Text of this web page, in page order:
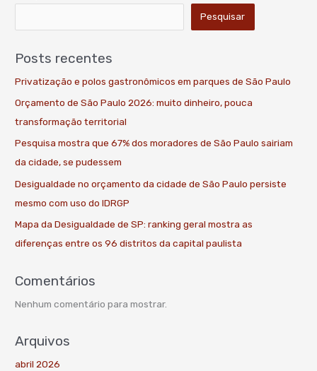
Pesquisar
Posts recentes
Privatização e polos gastronômicos em parques de São Paulo
Orçamento de São Paulo 2026: muito dinheiro, pouca
transformação territorial
Pesquisa mostra que 67% dos moradores de São Paulo sairiam
da cidade, se pudessem
Desigualdade no orçamento da cidade de São Paulo persiste
mesmo com uso do IDRGP
Mapa da Desigualdade de SP: ranking geral mostra as
diferenças entre os 96 distritos da capital paulista
Comentários
Nenhum comentário para mostrar.
Arquivos
abril 2026